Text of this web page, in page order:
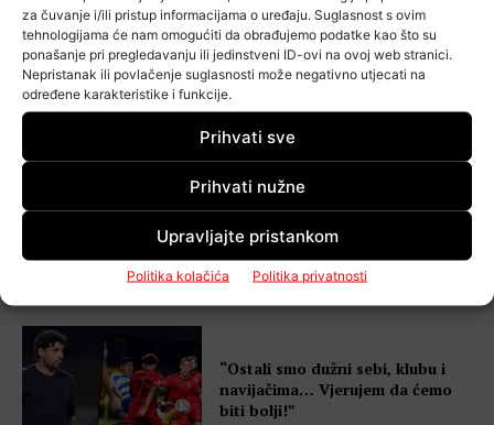
za čuvanje i/ili pristup informacijama o uređaju. Suglasnost s ovim
tehnologijama će nam omogućiti da obrađujemo podatke kao što su
ponašanje pri pregledavanju ili jedinstveni ID-ovi na ovoj web stranici.
Nepristanak ili povlačenje suglasnosti može negativno utjecati na
određene karakteristike i funkcije.
Prihvati sve
Prihvati nužne
Upravljajte pristankom
Politika kolačića Politika privatnosti
Gorica 2.0: Momčad iz
budućnosti počela se graditi
ovog ljeta…
uznemirili stanare – „Kao da
dijete jauče”
“Ostali smo dužni sebi, klubu i
navijačima… Vjerujem da ćemo
biti bolji!”